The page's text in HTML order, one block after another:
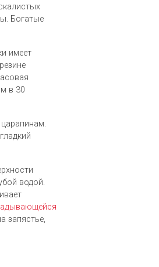
Богатые
имеет
в 30
водой.
запястье,